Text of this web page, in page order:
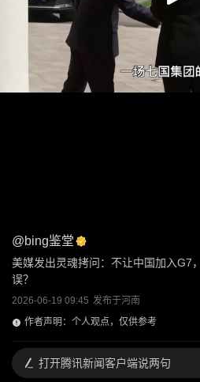
@bing鉴堂
美媒发出灵魂拷问：不让中国加入G7
误？
2026-06-19 09:45 发布于河南
作者声明：个人观点，仅供参考
打开腾讯新闻客户端说两句